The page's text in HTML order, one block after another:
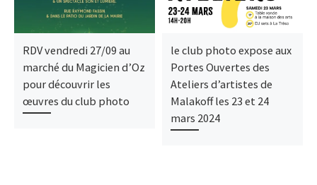
RDV vendredi 27/09 au
marché du Magicien d’Oz
pour découvrir les
œuvres du club photo
le club photo expose aux
Portes Ouvertes des
Ateliers d’artistes de
Malakoff les 23 et 24
mars 2024